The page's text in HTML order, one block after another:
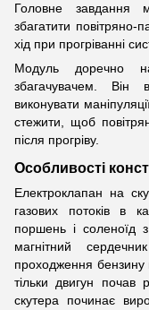
Головне завдання
збагатити повітряно-
хід при прогріванні
Модуль доречно
збагачувачем. Він
виконувати
стежити, щоб
після прогріву.
Особливості
Електроклапан на
газових потоків в
поршень і соленоїд
магнітний
проходження бензину
тільки двигун почав
скутера починає